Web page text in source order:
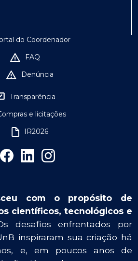
do Coordenador
FAQ
Denúncia
Transparência
e licitações
IR2026
com o propósito de
científicos, tecnológicos e
desafios enfrentados por
inspiraram sua criação há
e, em poucos anos de